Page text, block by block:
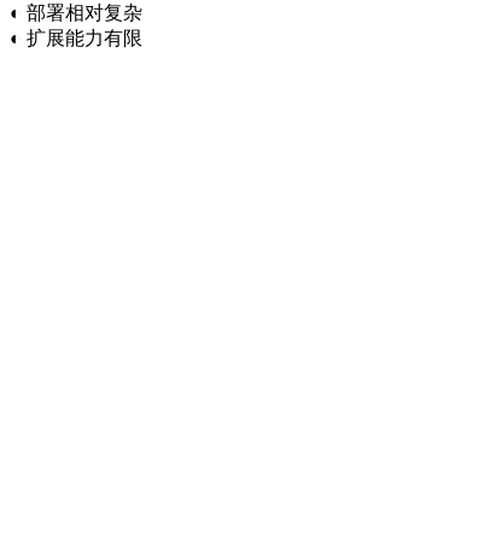
◐ 部署相对复杂
◐ 扩展能力有限